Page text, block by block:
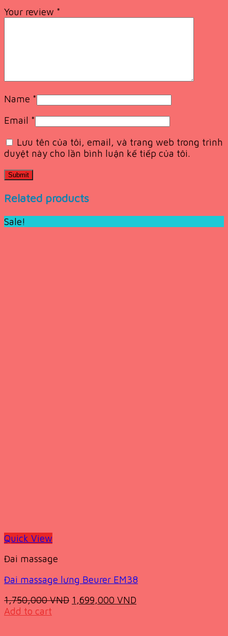
Your review *
Name *
Email *
Lưu tên của tôi, email, và trang web trong trình
duyệt này cho lần bình luận kế tiếp của tôi.
Related products
Sale!
Quick View
Đai massage
Đai massage lưng Beurer EM38
1,750,000VND Original
1,699,000 VND
Add to cart